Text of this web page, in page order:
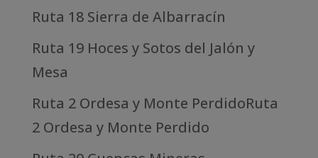
Ruta 18 Sierra de Albarracín
Ruta 19 Hoces y Sotos del Jalón y
Mesa
Ruta 2 Ordesa y Monte PerdidoRuta
2 Ordesa y Monte Perdido